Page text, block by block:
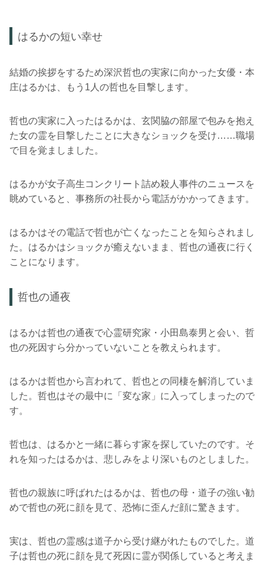
はるかの短い幸せ
結婚の挨拶をするため深沢哲也の実家に向かった女優・本
庄はるかは、もう1人の哲也を目撃します。
哲也の実家に入ったはるかは、玄関脇の部屋で包みを抱え
た女の霊を目撃したことに大きなショックを受け……職場
で目を覚ましました。
はるかが女子高生コンクリート詰め殺人事件のニュースを
眺めていると、事務所の社長から電話がかかってきます。
はるかはその電話で哲也が亡くなったことを知らされまし
た。はるかはショックが癒えないまま、哲也の通夜に行く
ことになります。
哲也の通夜
はるかは哲也の通夜で心霊研究家・小田島泰男と会い、哲
也の死因すら分かっていないことを教えられます。
はるかは哲也から言われて、哲也との同棲を解消していま
した。哲也はその最中に「変な家」に入ってしまったので
す。
哲也は、はるかと一緒に暮らす家を探していたのです。そ
れを知ったはるかは、悲しみをより深いものとしました。
哲也の親族に呼ばれたはるかは、哲也の母・道子の強い勧
めで哲也の死に顔を見て、恐怖に歪んだ顔に驚きます。
実は、哲也の霊感は道子から受け継がれたものでした。道
子は哲也の死に顔を見て死因に霊が関係していると考えま